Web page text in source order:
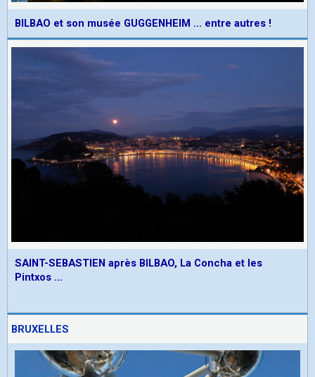
BILBAO et son musée GUGGENHEIM ... entre autres !
SAINT-SEBASTIEN après BILBAO, La Concha et les
Pintxos ...
BRUXELLES